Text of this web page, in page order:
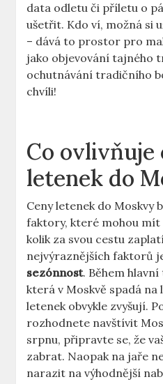
data odletu či příletu o
ušetřit. Kdo ví, možná si
– dává to prostor pro
jako objevování tajného
ochutnávání tradičního
chvíli!
Co ovlivňuje
letenek do
Ceny letenek do Moskvy
faktory, které mohou mít
kolik za svou cestu
nejvýraznějších faktorů
sezónnost. Během
která v Moskvě spadá
letenek obvykle zvyšují.
rozhodnete navštívit
srpnu, připravte se, že
zabrat. Naopak na jaře
narazit na výhodnější